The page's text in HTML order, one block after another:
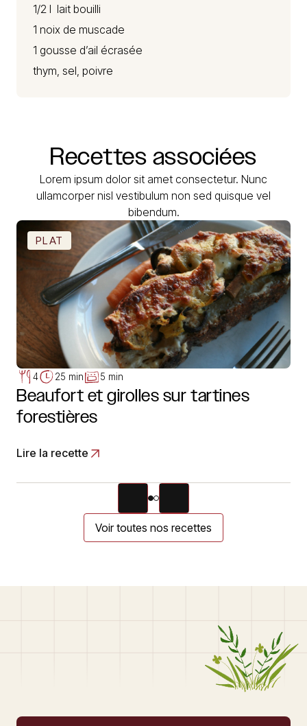
1/2 l lait bouilli
1 noix de muscade
1 gousse d’ail écrasée
thym, sel, poivre
Recettes associées
Lorem ipsum dolor sit amet consectetur. Nunc
ullamcorper nisl vestibulum non sed quisque vel
bibendum.
PLAT
4 25 min 5 min
Beaufort et girolles sur tartines
forestières
Lire la recette
Voir toutes nos recettes